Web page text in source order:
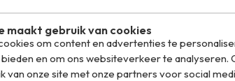
maakt gebruik van cookies
om content en advertenties te
en om ons websiteverkeer te analyseren.
van onze site met onze partners voor social
waar wij ons helemaal in kunnen vinden.
ook eens
te spekken.